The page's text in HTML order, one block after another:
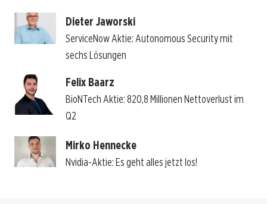
Dieter Jaworski
ServiceNow Aktie: Autonomous Security mit
sechs Lösungen
Felix Baarz
BioNTech Aktie: 820,8 Millionen Nettoverlust im
Q2
Mirko Hennecke
Nvidia-Aktie: Es geht alles jetzt los!